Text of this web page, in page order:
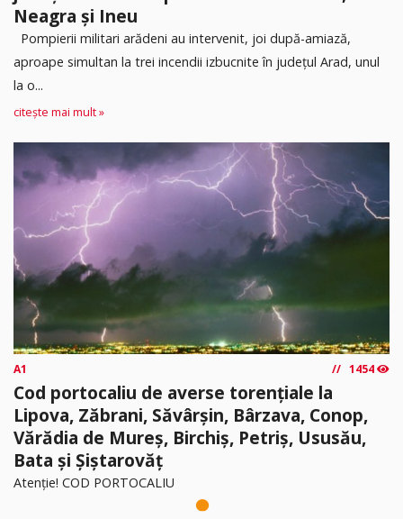
Neagra și Ineu
Pompierii militari arădeni au intervenit, joi după-amiază,
aproape simultan la trei incendii izbucnite în județul Arad, unul
la o...
citește mai mult »
A1 1454
Cod portocaliu de averse torențiale la
Lipova, Zăbrani, Săvârșin, Bârzava, Conop,
Vărădia de Mureș, Birchiș, Petriș, Ususău,
Bata și Șiștarovăț
Atenție! COD PORTOCALIU